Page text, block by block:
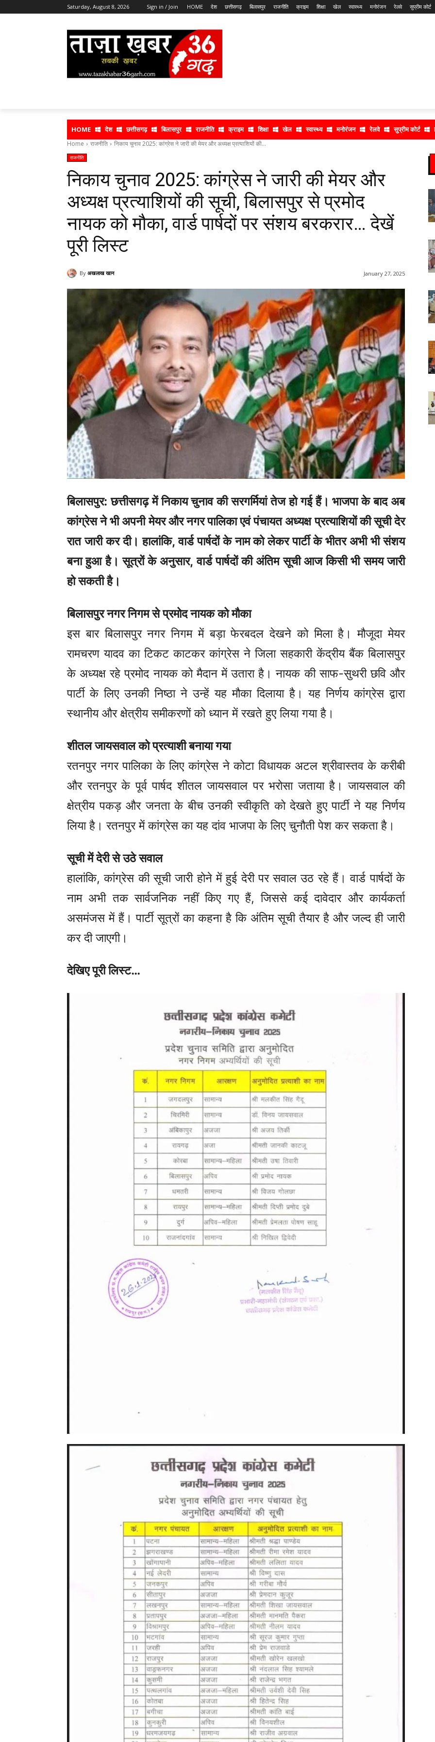
Saturday, August 8, 2026 Sign in / Join HOME देश छत्तीसगढ़ बिलासपुर राजनीति क्राइम शिक्षा खेल स्वास्थ्य मनोरंजन रेलवे सुप्रीम कोर्ट
HOME देश छत्तीसगढ़ बिलासपुर राजनीति क्राइम शिक्षा खेल स्वास्थ्य मनोरंजन रेलवे सुप्रीम कोर्ट
Home राजनीति निकाय चुनाव 2025: कांग्रेस ने जारी की मेयर और अध्यक्ष प्रत्याशियों की...
राजनीति
निकाय चुनाव 2025: कांग्रेस ने जारी की मेयर और
अध्यक्ष प्रत्याशियों की सूची, बिलासपुर से प्रमोद
नायक को मौका, वार्ड पार्षदों पर संशय बरकरार… देखें
पूरी लिस्ट
By अखलाख खान January 27, 2025
बिलासपुर: छत्तीसगढ़ में निकाय चुनाव की सरगर्मियां तेज हो गई हैं। भाजपा के बाद अब
कांग्रेस ने भी अपनी मेयर और नगर पालिका एवं पंचायत अध्यक्ष प्रत्याशियों की सूची देर
रात जारी कर दी। हालांकि, वार्ड पार्षदों के नाम को लेकर पार्टी के भीतर अभी भी संशय
बना हुआ है। सूत्रों के अनुसार, वार्ड पार्षदों की अंतिम सूची आज किसी भी समय जारी
हो सकती है।
बिलासपुर नगर निगम से प्रमोद नायक को मौका
इस बार बिलासपुर नगर निगम में बड़ा फेरबदल देखने को मिला है। मौजूदा मेयर
रामचरण यादव का टिकट काटकर कांग्रेस ने जिला सहकारी केंद्रीय बैंक बिलासपुर
के अध्यक्ष रहे प्रमोद नायक को मैदान में उतारा है। नायक की साफ-सुथरी छवि और
पार्टी के लिए उनकी निष्ठा ने उन्हें यह मौका दिलाया है। यह निर्णय कांग्रेस द्वारा
स्थानीय और क्षेत्रीय समीकरणों को ध्यान में रखते हुए लिया गया है।
शीतल जायसवाल को प्रत्याशी बनाया गया
रतनपुर नगर पालिका के लिए कांग्रेस ने कोटा विधायक अटल श्रीवास्तव के करीबी
और रतनपुर के पूर्व पार्षद शीतल जायसवाल पर भरोसा जताया है। जायसवाल की
क्षेत्रीय पकड़ और जनता के बीच उनकी स्वीकृति को देखते हुए पार्टी ने यह निर्णय
लिया है। रतनपुर में कांग्रेस का यह दांव भाजपा के लिए चुनौती पेश कर सकता है।
सूची में देरी से उठे सवाल
हालांकि, कांग्रेस की सूची जारी होने में हुई देरी पर सवाल उठ रहे हैं। वार्ड पार्षदों के
नाम अभी तक सार्वजनिक नहीं किए गए हैं, जिससे कई दावेदार और कार्यकर्ता
असमंजस में हैं। पार्टी सूत्रों का कहना है कि अंतिम सूची तैयार है और जल्द ही जारी
कर दी जाएगी।
देखिए पूरी लिस्ट…